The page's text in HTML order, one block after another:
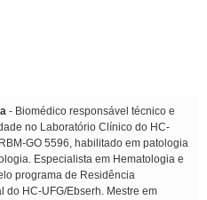
- Biomédico responsável técnico e
no Laboratório Clínico do HC-
GO 5596, habilitado em patologia
Especialista em Hematologia e
programa de Residência
do HC-UFG/Ebserh. Mestre em